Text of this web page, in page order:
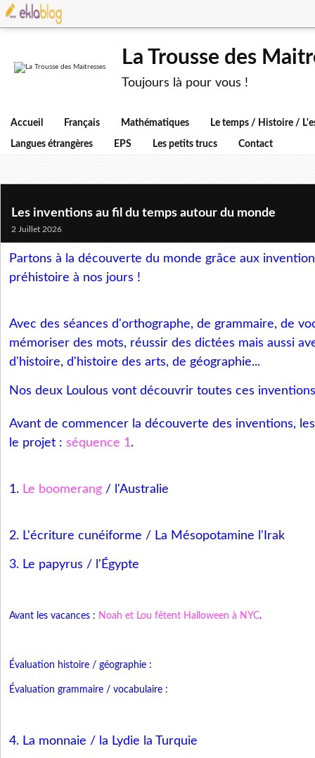
La Trousse des
Toujours là pour vous !
Accueil Français Mathématiques Le temps / Histoire /
Langues étrangères EPS Les petits trucs Contact
Les inventions au fil du temps autour du monde
2 Juillet 2026
Partons à la découverte du monde grâce aux
préhistoire à nos jours !
Avec des séances d'orthographe, de grammaire, de
mémoriser des mots, réussir des dictées mais aussi
d'histoire, d'histoire des arts, de géographie...
Nos deux Loulous vont découvrir toutes ces
Avant de commencer la découverte des inventions,
le projet : séquence 1.
1. Le boomerang / l'Australie
2. L'écriture cunéiforme / La Mésopotamine l'Irak
3. Le papyrus / l'Égypte
Avant les vacances : Noah et Lou fêtent Halloween à NYC.
Évaluation histoire / géographie :
Évaluation grammaire / vocabulaire :
4. La monnaie / la Lydie la Turquie